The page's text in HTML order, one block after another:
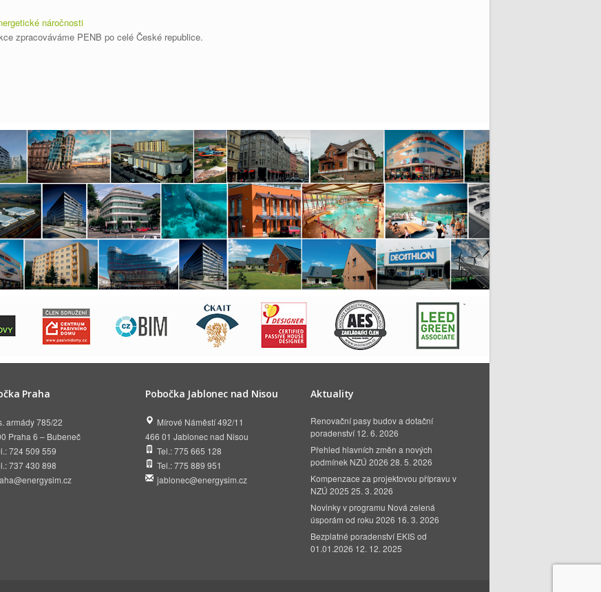
náročnosti
zpracováváme PENB po celé České republice.
Praha
armády 785/22
Praha 6 – Bubeneč
724 509 559
737 430 898
Pobočka Jablonec nad Nisou
Mírové Náměstí 492/11
466 01 Jablonec nad Nisou
Tel.: 775 665 128
Tel.: 775 889 951
jablonec@energysim.cz
Aktuality
Renovační pasy budov a dotační
poradenství 12. 6. 2026
Přehled hlavních změn a nových
podmínek NZÚ 2026 28. 5. 2026
Kompenzace za projektovou přípravu v
NZÚ 2025 25. 3. 2026
Novinky v programu Nová zelená
úsporám od roku 2026 16. 3. 2026
Bezplatné poradenství EKIS od
01.01.2026 12. 12. 2025